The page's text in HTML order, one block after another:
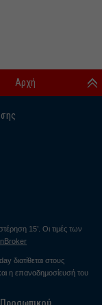
Αρχή
15’. Οι τιμές των
διατίθεται στους
η επαναδημοσίευσή του